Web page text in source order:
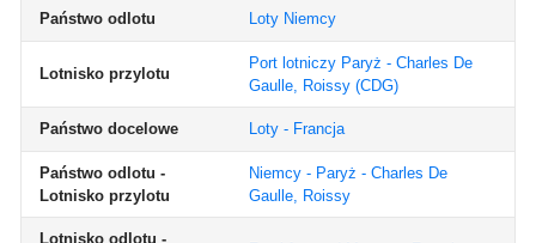
Państwo odlotu Loty Niemcy
Lotnisko przylotu
Port lotniczy Paryż - Charles De
Gaulle, Roissy (CDG)
Państwo docelowe Loty - Francja
Państwo odlotu -
Lotnisko przylotu
Niemcy - Paryż - Charles De
Gaulle, Roissy
Lotnisko odlotu -